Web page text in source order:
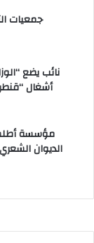
جمعيات
نائب يضع
أشغال
مؤسسة
الديوان